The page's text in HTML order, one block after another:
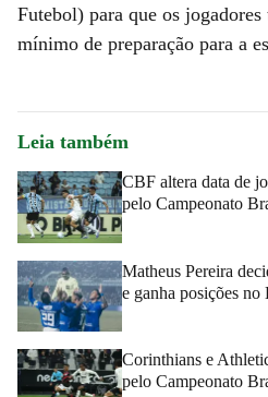
Futebol) para que os
mínimo de preparação para a
Leia também
CBF altera data de
pelo Campeonato
Matheus Pereira
e ganha posições no
Corinthians e
pelo Campeonato